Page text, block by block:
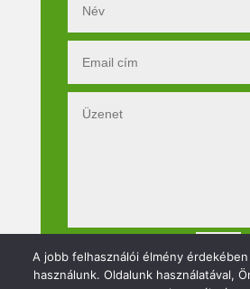
4 + 8=
A jobb felhasználói élmény
használunk. Oldalunk használatával,